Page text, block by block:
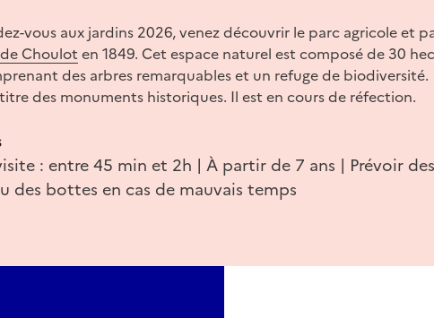
vous aux jardins 2026, venez découvrir le parc agricole et
Choulot en 1849. Cet espace naturel est composé de 30
des arbres remarquables et un refuge de biodiversité.
des monuments historiques. Il est en cours de réfection.
: entre 45 min et 2h | À partir de 7 ans | Prévoir
des bottes en cas de mauvais temps